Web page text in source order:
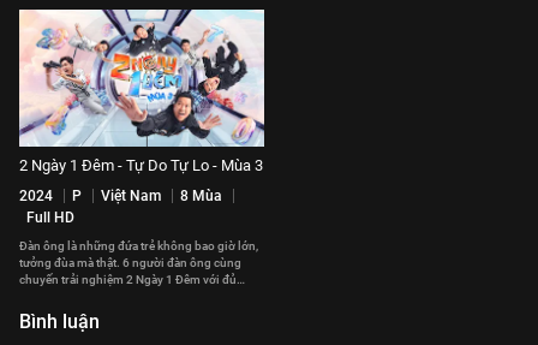
2 Ngày 1 Đêm - Tự Do Tự Lo - Mùa 3
2024 P Việt Nam
8 Mùa
Full HD
Đàn ông là những đứa trẻ không bao giờ lớn,
tưởng đùa mà thật. 6 người đàn ông cùng
chuyến trải nghiệm 2 Ngày 1 Đêm với đủ
Bình luận